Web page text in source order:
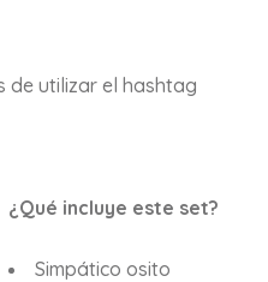
de utilizar el hashtag
¿Qué incluye este set?
Simpático osito